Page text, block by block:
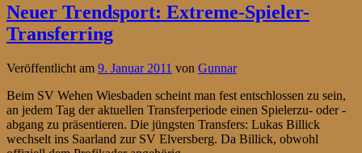
Neuer Trendsport: Extreme-Spieler-
Transferring
Veröffentlicht am 9. Januar 2011 von Gunnar
Beim SV Wehen Wiesbaden scheint man fest entschlossen zu sein,
an jedem Tag der aktuellen Transferperiode einen Spielerzu- oder -
abgang zu präsentieren. Die jüngsten Transfers: Lukas Billick
wechselt ins Saarland zur SV Elversberg. Da Billick, obwohl